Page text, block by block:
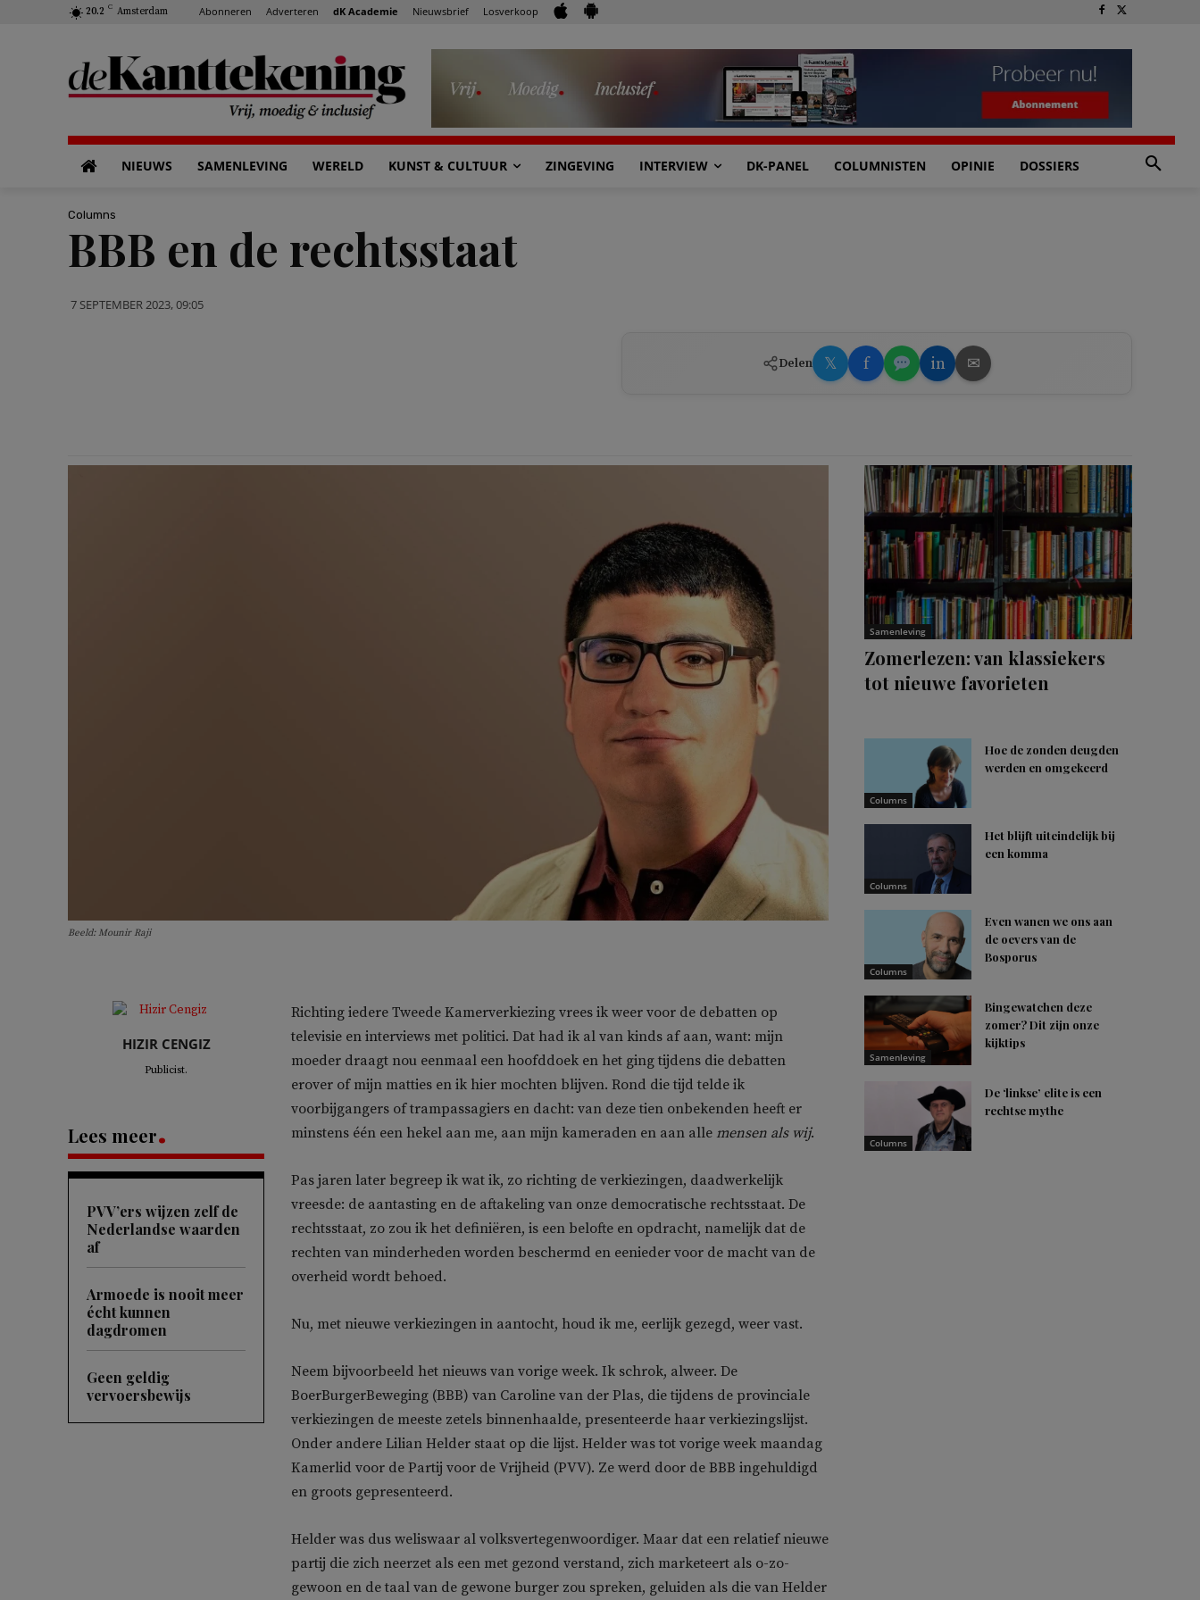
20.2 C Amsterdam Abonneren Adverteren dK Academie Nieuwsbrief Losverkoop
NIEUWS SAMENLEVING WERELD KUNST & CULTUUR ZINGEVING INTERVIEW DK-PANEL COLUMNISTEN OPINIE DOSSIERS
Columns
BBB en de rechtsstaat
7 SEPTEMBER 2023, 09:05
Delen 𝕏 f in ✉
Beeld: Mounir Raji
HIZIR CENGIZ
Publicist.
Lees meer
PVV’ers wijzen zelf de
Nederlandse waarden
af
Armoede is nooit meer
écht kunnen
dagdromen
Geen geldig
vervoersbewijs
Richting iedere Tweede Kamerverkiezing vrees ik weer voor de debatten op
televisie en interviews met politici. Dat had ik al van kinds af aan, want: mijn
moeder draagt nou eenmaal een hoofddoek en het ging tijdens die debatten
erover of mijn matties en ik hier mochten blijven. Rond die tijd telde ik
voorbijgangers of trampassagiers en dacht: van deze tien onbekenden heeft er
minstens één een hekel aan me, aan mijn kameraden en aan alle mensen als wij.
Pas jaren later begreep ik wat ik, zo richting de verkiezingen, daadwerkelijk
vreesde: de aantasting en de aftakeling van onze democratische rechtsstaat. De
rechtsstaat, zo zou ik het definiëren, is een belofte en opdracht, namelijk dat de
rechten van minderheden worden beschermd en eenieder voor de macht van de
overheid wordt behoed.
Nu, met nieuwe verkiezingen in aantocht, houd ik me, eerlijk gezegd, weer vast.
Neem bijvoorbeeld het nieuws van vorige week. Ik schrok, alweer. De
BoerBurgerBeweging (BBB) van Caroline van der Plas, die tijdens de provinciale
verkiezingen de meeste zetels binnenhaalde, presenteerde haar verkiezingslijst.
Onder andere Lilian Helder staat op die lijst. Helder was tot vorige week maandag
Kamerlid voor de Partij voor de Vrijheid (PVV). Ze werd door de BBB ingehuldigd
en groots gepresenteerd.
Helder was dus weliswaar al volksvertegenwoordiger. Maar dat een relatief nieuwe
partij die zich neerzet als een met gezond verstand, zich marketeert als o-zo-
gewoon en de taal van de gewone burger zou spreken, geluiden als die van Helder
Samenleving
Zomerlezen: van klassiekers
tot nieuwe favorieten
Columns
Hoe de zonden deugden
werden en omgekeerd
Columns
Het blijft uiteindelijk bij
een komma
Columns
Even wanen we ons aan
de oevers van de
Bosporus
Samenleving
Bingewatchen deze
zomer? Dit zijn onze
kijktips
Columns
De ‘linkse’ elite is een
rechtse mythe